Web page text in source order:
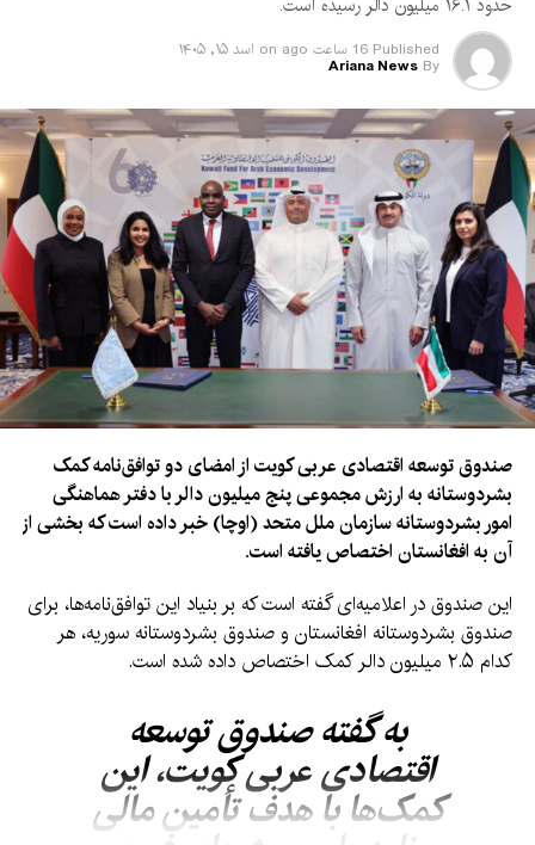
Published 16 ساعت ago on اسد ۱۵, ۱۴۰۵
By
Ariana News
صندوق توسعه اقتصادی عربی کویت از امضای دو توافق‌نامه کمک
بشردوستانه به ارزش مجموعی پنج میلیون دالر با دفتر هماهنگی
امور بشردوستانه سازمان ملل متحد (اوچا) خبر داده است که بخشی از
آن به افغانستان اختصاص یافته است.
این صندوق در اعلامیه‌ای گفته است که بر بنیاد این توافق‌نامه‌ها، برای
صندوق بشردوستانه افغانستان و صندوق بشردوستانه سوریه، هر
کدام ۲.۵ میلیون دالر کمک اختصاص داده شده است.
به گفته صندوق توسعه
اقتصادی عربی کویت، این
کمک‌ها با هدف تأمین مالی